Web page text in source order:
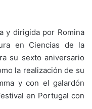
y dirigida por Romina
en Ciencias de la
su sexto aniversario
la realización de su
y con el galardón
en Portugal con